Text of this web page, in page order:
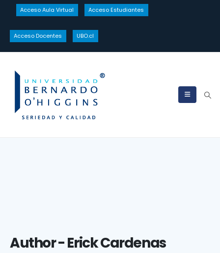
Acceso Aula Virtual Acceso Estudiantes
Acceso Docentes UBO.cl
Author - Erick Cardenas